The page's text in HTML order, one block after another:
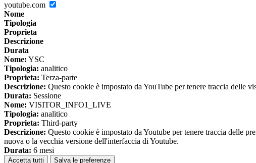
youtube.com
Nome
Tipologia
Proprieta
Descrizione
Durata
Nome: YSC
Tipologia: analitico
Proprieta: Terza-parte
Descrizione: Questo cookie è impostato da YouTube per tenere traccia delle
Durata: Sessione
Nome: VISITOR_INFO1_LIVE
Tipologia: analitico
Proprieta: Third-party
Descrizione: Questo cookie è impostato da Youtube per tenere traccia delle
nuova o la vecchia versione dell'interfaccia di Youtube.
Durata: 6 mesi
Accetta tutti Salva le preferenze